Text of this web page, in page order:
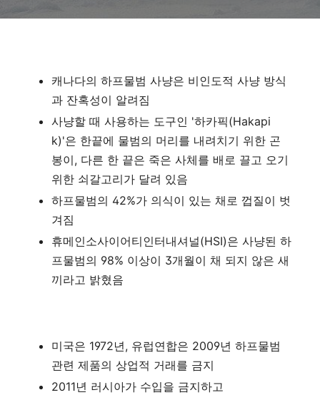
캐나다의 하프물범 사냥은 비인도적 사냥 방식
과 잔혹성이 알려짐
사냥할 때 사용하는 도구인 '하카픽(Hakapi
k)'은 한끝에 물범의 머리를 내려치기 위한 곤
봉이, 다른 한 끝은 죽은 사체를 배로 끌고 오기
위한 쇠갈고리가 달려 있음
하프물범의 42%가 의식이 있는 채로 껍질이 벗
겨짐
휴메인소사이어티인터내셔널(HSI)은 사냥된 하
프물범의 98% 이상이 3개월이 채 되지 않은 새
끼라고 밝혔음
미국은 1972년, 유럽연합은 2009년 하프물범
관련 제품의 상업적 거래를 금지
2011년 러시아가 수입을 금지하고